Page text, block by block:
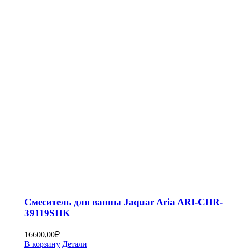
Смеситель для ванны Jaquar Aria ARI-CHR-
39119SHK
16600,00₽
В корзину Детали